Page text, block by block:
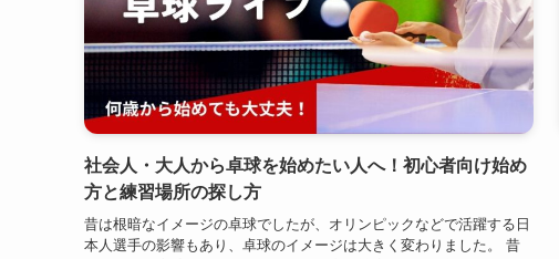
社会人・大人から卓球を始めたい人へ！初心者向け始め
方と練習場所の探し方
昔は根暗なイメージの卓球でしたが、オリンピックなどで活躍する日
本人選手の影響もあり、卓球のイメージは大きく変わりました。 昔